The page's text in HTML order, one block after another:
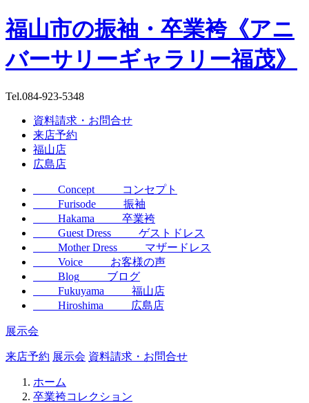
福山市の振袖・卒業袴《アニ
バーサリーギャラリー福茂》
Tel.084-923-5348
資料請求・お問合せ
来店予約
福山店
広島店
Concept
コンセプト
Furisode
振袖
Hakama
卒業袴
Guest Dress
ゲストドレス
Mother Dress
マザードレス
Voice
お客様の声
Blog
ブログ
Fukuyama
福山店
Hiroshima
広島店
展示会
来店予約 展示会 資料請求・お問合せ
ホーム
卒業袴コレクション